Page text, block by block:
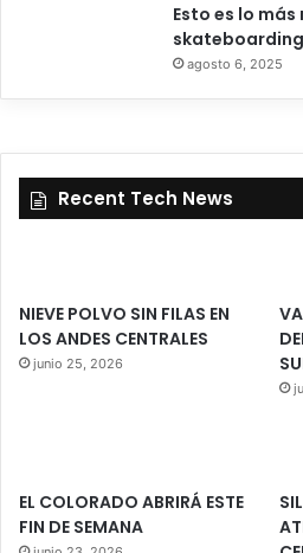
Esto es lo más
agosto 6, 2025
Recent Tech News
NIEVE POLVO SIN FILAS EN
LOS ANDES CENTRALES
junio 25, 2026
EL COLORADO ABRIRÁ ESTE
FIN DE SEMANA